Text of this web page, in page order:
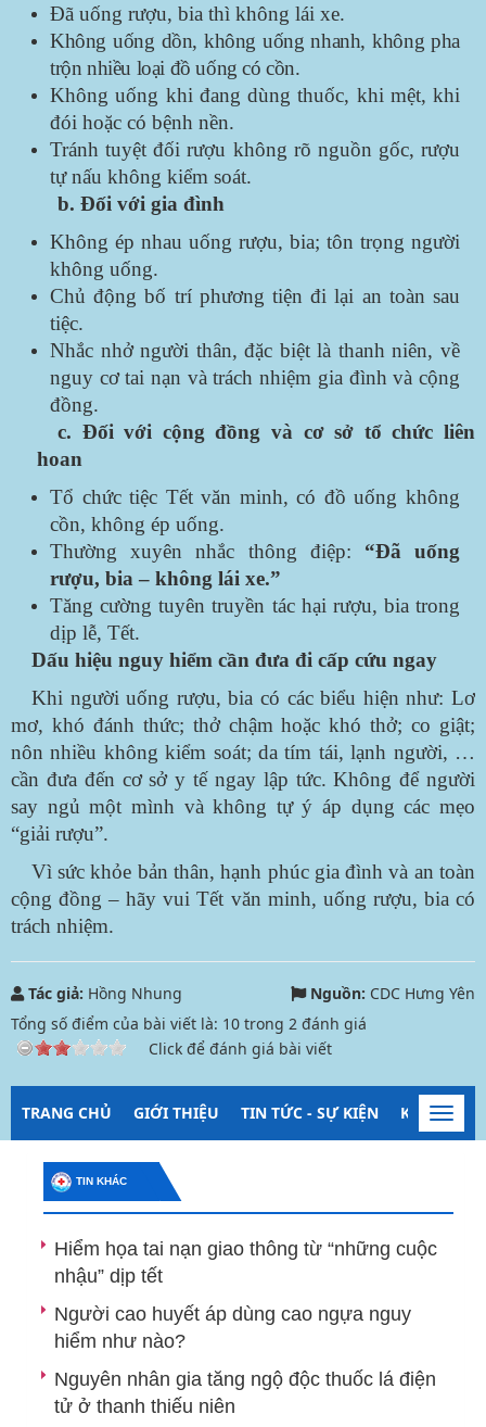
Đã uống rượu, bia thì không lái xe.
Không uống dồn, không uống nhanh, không pha
trộn nhiều loại đồ uống có cồn.
Không uống khi đang dùng thuốc, khi mệt, khi
đói hoặc có bệnh nền.
Tránh tuyệt đối rượu không rõ nguồn gốc, rượu
tự nấu không kiểm soát.
b. Đối với gia đình
Không ép nhau uống rượu, bia; tôn trọng người
không uống.
Chủ động bố trí phương tiện đi lại an toàn sau
tiệc.
Nhắc nhở người thân, đặc biệt là thanh niên, về
nguy cơ tai nạn và trách nhiệm gia đình và cộng
đồng.
c. Đối với cộng đồng và cơ sở tổ chức liên
hoan
Tổ chức tiệc Tết văn minh, có đồ uống không
cồn, không ép uống.
Thường xuyên nhắc thông điệp: “Đã uống
rượu, bia – không lái xe.”
Tăng cường tuyên truyền tác hại rượu, bia trong
dịp lễ, Tết.
Dấu hiệu nguy hiểm cần đưa đi cấp cứu ngay
Khi người uống rượu, bia có các biểu hiện như: Lơ
mơ, khó đánh thức; thở chậm hoặc khó thở; co giật;
nôn nhiều không kiểm soát; da tím tái, lạnh người, …
cần đưa đến cơ sở y tế ngay lập tức. Không để người
say ngủ một mình và không tự ý áp dụng các mẹo
“giải rượu”.
Vì sức khỏe bản thân, hạnh phúc gia đình và an toàn
cộng đồng – hãy vui Tết văn minh, uống rượu, bia có
trách nhiệm.
Tác giả: Hồng Nhung Nguồn: CDC Hưng Yên
Tổng số điểm của bài viết là: 10 trong 2 đánh giá
Click để đánh giá bài viết
TRANG CHỦ GIỚI THIỆU TIN TỨC - SỰ KIỆN KIỂM
TIN KHÁC
Hiểm họa tai nạn giao thông từ “những cuộc
nhậu” dịp tết
Người cao huyết áp dùng cao ngựa nguy
hiểm như nào?
Nguyên nhân gia tăng ngộ độc thuốc lá điện
tử ở thanh thiếu niên